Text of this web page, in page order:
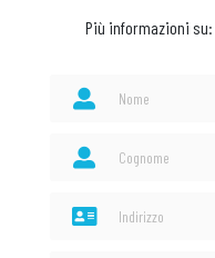
Più informazioni